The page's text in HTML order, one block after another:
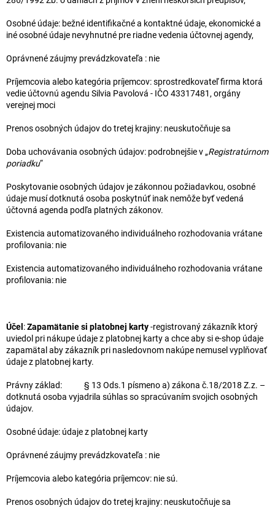
Osobné údaje: bežné identifikačné a kontaktné údaje, ekonomické a
iné osobné údaje nevyhnutné pre riadne vedenia účtovnej agendy,
Oprávnené záujmy prevádzkovateľa : nie
Príjemcovia alebo kategória príjemcov: sprostredkovateľ firma ktorá
vedie účtovnú agendu Silvia Pavolová - IČO 43317481, orgány
verejnej moci
Prenos osobných údajov do tretej krajiny: neuskutočňuje sa
Doba uchovávania osobných údajov: podrobnejšie v „Registratúrnom
poriadku“
Poskytovanie osobných údajov je zákonnou požiadavkou, osobné
údaje musí dotknutá osoba poskytnúť inak nemôže byť vedená
účtovná agenda podľa platných zákonov.
Existencia automatizovaného individuálneho rozhodovania vrátane
profilovania: nie
Existencia automatizovaného individuálneho rozhodovania vrátane
profilovania: nie
Účel:Zapamätanie si platobnej karty-registrovaný zákazník ktorý
uviedol pri nákupe údaje z platobnej karty a chce aby si e-shop údaje
zapamätal aby zákazník pri nasledovnom nakúpe nemusel vyplňovať
údaje z platobnej karty.
Právny základ: § 13 Ods.1 písmeno a) zákona č.18/2018 Z.z. –
dotknutá osoba vyjadrila súhlas so spracúvaním svojich osobných
údajov.
Osobné údaje: údaje z platobnej karty
Oprávnené záujmy prevádzkovateľa : nie
Príjemcovia alebo kategória príjemcov: nie sú.
Prenos osobných údajov do tretej krajiny: neuskutočňuje sa